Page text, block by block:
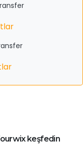
keşfedin